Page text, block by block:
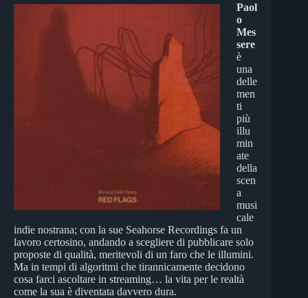
Paol
o
Mes
sere
è
una
delle
men
ti
più
illu
min
ate
della
scen
a
musi
cale
indie nostrana; con la sue Seahorse Recordings fa un
lavoro certosino, andando a scegliere di pubblicare solo
proposte di qualità, meritevoli di un faro che le illumini.
Ma in tempi di algoritmi che tirannicamente decidono
cosa farci ascoltare in streaming… la vita per le realtà
come la sua è diventata davvero dura.